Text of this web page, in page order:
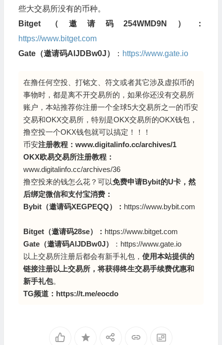
些大交易所没有的币种。
Bitget（邀请码254WMD9N）：
https://www.bitget.com
Gate（邀请码AlJDBw0J）
： https://www.gate.io
在撸任何空投、打铭文、符文或者其它涉及虚拟币的
事物时，都是离不开交易所的，如果你还没有交易所
账户，本站推荐你注册一个全球5大交易所之一的币安
交易和OKX交易所，特别是OKX交易所的OKX钱包，
撸空投一个OKX钱包就可以搞定！！！
币安注册教程： www.digitalinfo.cc/archives/1
OKX欧易交易所注册教程：
www.digitalinfo.cc/archives/36
撸空投来的钱怎么花？可以免费申请Bybit的U卡，然
后绑定微信和支付宝消费：
Bybit（邀请码XEGPEQQ）： https://www.bybit.com
Bitget（邀请码28se）： https://www.bitget.com
Gate（邀请码AlJDBw0J）
： https://www.gate.io
以上交易所注册后都会有新手礼包， 使用本站提供的
链接注册以上交易所，将获得终生交易手续费优惠和
新手礼包。
TG频道： https://t.me/eocdo